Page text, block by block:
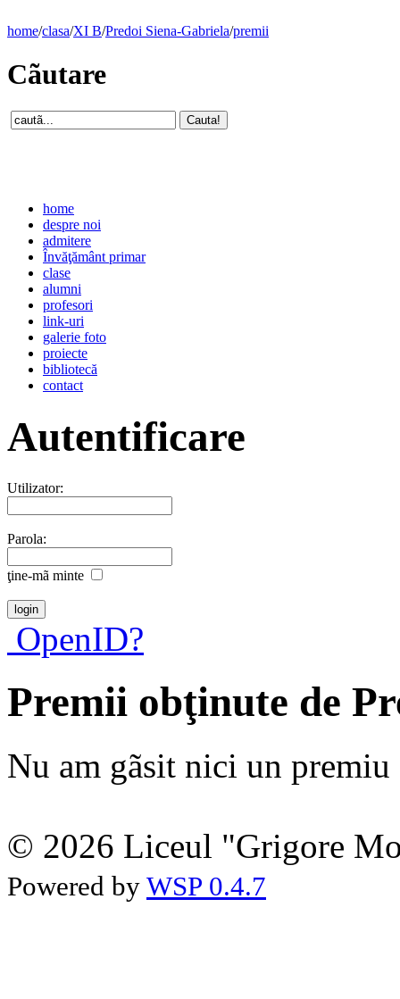
home/clasa/XI B/Predoi Siena-Gabriela/premii
Cãutare
home
despre noi
admitere
Învăţământ primar
clase
alumni
profesori
link-uri
galerie foto
proiecte
bibliotecă
contact
Autentificare
Utilizator:
Parola:
ţine-mã minte
OpenID?
Premii obţinute de
Nu am gãsit nici un premiu
© 2026 Liceul "Grigore
Powered by WSP 0.4.7